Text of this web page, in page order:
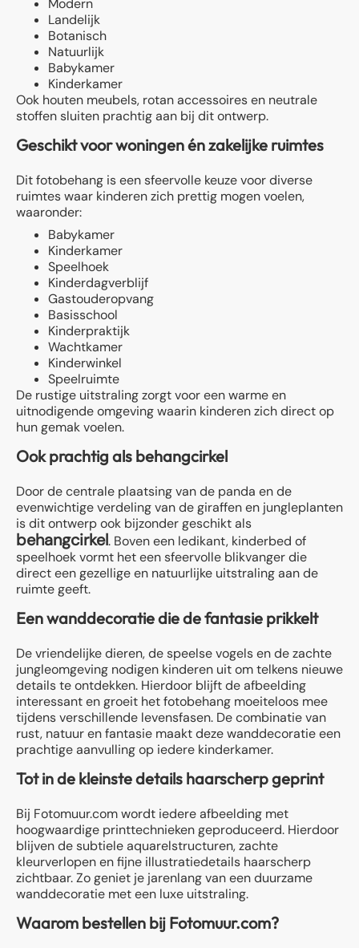
Modern
Landelijk
Botanisch
Natuurlijk
Babykamer
Kinderkamer
Ook houten meubels, rotan accessoires en neutrale
stoffen sluiten prachtig aan bij dit ontwerp.
Geschikt voor woningen én zakelijke ruimtes
Dit fotobehang is een sfeervolle keuze voor diverse
ruimtes waar kinderen zich prettig mogen voelen,
waaronder:
Babykamer
Kinderkamer
Speelhoek
Kinderdagverblijf
Gastouderopvang
Basisschool
Kinderpraktijk
Wachtkamer
Kinderwinkel
Speelruimte
De rustige uitstraling zorgt voor een warme en
uitnodigende omgeving waarin kinderen zich direct op
hun gemak voelen.
Ook prachtig als behangcirkel
Door de centrale plaatsing van de panda en de
evenwichtige verdeling van de giraffen en jungleplanten
is dit ontwerp ook bijzonder geschikt als
behangcirkel. Boven een ledikant, kinderbed of
speelhoek vormt het een sfeervolle blikvanger die
direct een gezellige en natuurlijke uitstraling aan de
ruimte geeft.
Een wanddecoratie die de fantasie prikkelt
De vriendelijke dieren, de speelse vogels en de zachte
jungleomgeving nodigen kinderen uit om telkens nieuwe
details te ontdekken. Hierdoor blijft de afbeelding
interessant en groeit het fotobehang moeiteloos mee
tijdens verschillende levensfasen. De combinatie van
rust, natuur en fantasie maakt deze wanddecoratie een
prachtige aanvulling op iedere kinderkamer.
Tot in de kleinste details haarscherp geprint
Bij Fotomuur.com wordt iedere afbeelding met
hoogwaardige printtechnieken geproduceerd. Hierdoor
blijven de subtiele aquarelstructuren, zachte
kleurverlopen en fijne illustratiedetails haarscherp
zichtbaar. Zo geniet je jarenlang van een duurzame
wanddecoratie met een luxe uitstraling.
Waarom bestellen bij Fotomuur.com?